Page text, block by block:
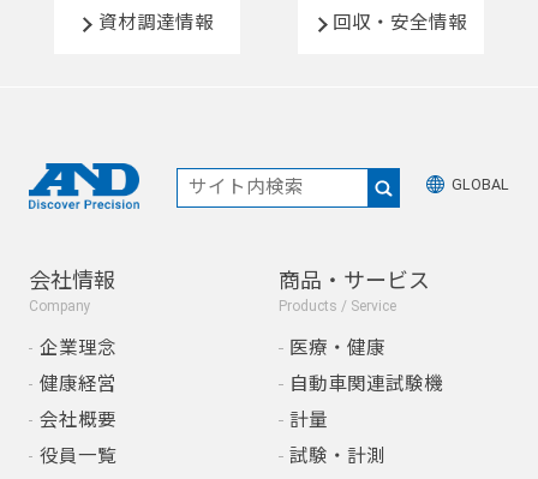
資材調達情報 回収・安全情報
GLOBAL
会社情報
Company
企業理念
健康経営
会社概要
役員一覧
商品・サービス
Products / Service
医療・健康
自動車関連試験機
計量
試験・計測